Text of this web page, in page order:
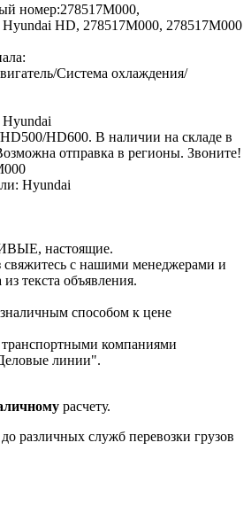
номер:278517M000,
Hyundai HD, 278517M000, 278517M000
Система охлаждения/
Hyundai
HD600. В наличии на складе в
отправка в регионы. Звоните!
Hyundai
настоящие.
свяжитесь с нашими менеджерами и
текста объявления.
способом к цене
компаниями
линии".
расчету.
различных служб перевозки грузов